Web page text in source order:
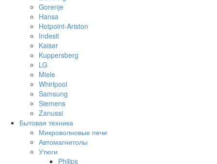
Gorenje
Hansa
Hotpoint-Ariston
Indesit
Kaiser
Kuppersberg
LG
Miele
Whirlpool
Samsung
Siemens
Zanussi
Бытовая техника
Микроволновые печи
Автомагнитолы
Утюги
Philips